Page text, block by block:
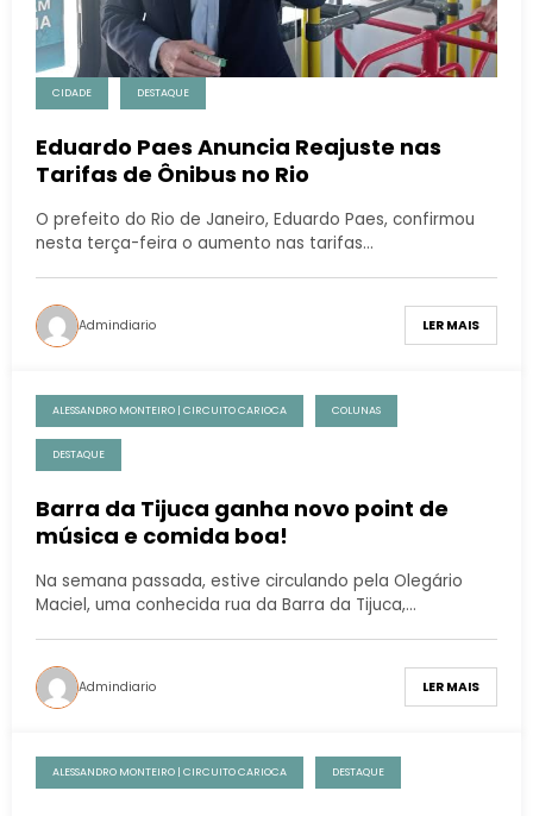
CIDADE DESTAQUE
Eduardo Paes Anuncia Reajuste nas
Tarifas de Ônibus no Rio
O prefeito do Rio de Janeiro, Eduardo Paes, confirmou
nesta terça-feira o aumento nas tarifas…
Admindiario LER MAIS
ALESSANDRO MONTEIRO | CIRCUITO CARIOCA COLUNAS
DESTAQUE
Barra da Tijuca ganha novo point de
música e comida boa!
Na semana passada, estive circulando pela Olegário
Maciel, uma conhecida rua da Barra da Tijuca,…
Admindiario LER MAIS
ALESSANDRO MONTEIRO | CIRCUITO CARIOCA DESTAQUE